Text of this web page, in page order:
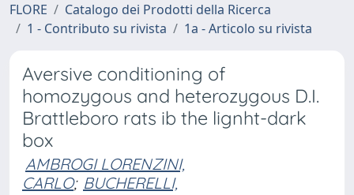
FLORE
Catalogo dei Prodotti della Ricerca
1 - Contributo su rivista
1a - Articolo su rivista
Aversive conditioning of
homozygous and heterozygous D.I.
Brattleboro rats ib the lignht-dark
box
AMBROGI LORENZINI,
CARLO; BUCHERELLI,